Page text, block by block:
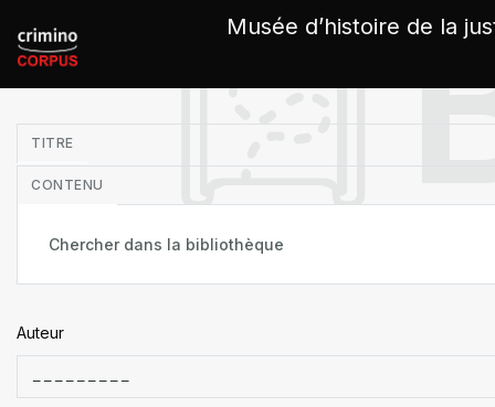
Musée d’histoire de la
TITRE
CONTENU
Auteur
Panneau de gestion des cookies